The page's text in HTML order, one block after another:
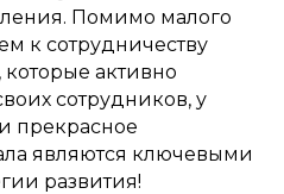
Помимо малого
к сотрудничеству
активно
сотрудников, у
прекрасное
являются ключевыми
развития!